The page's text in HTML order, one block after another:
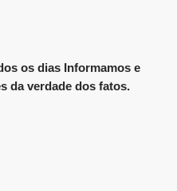
da verdade dos fatos.